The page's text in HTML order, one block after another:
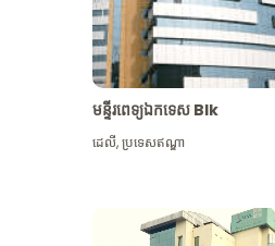
មន្ទីរពេទ្យឯកទេស Blk
ដេលី,ប្រទេសឥណ្ឌា